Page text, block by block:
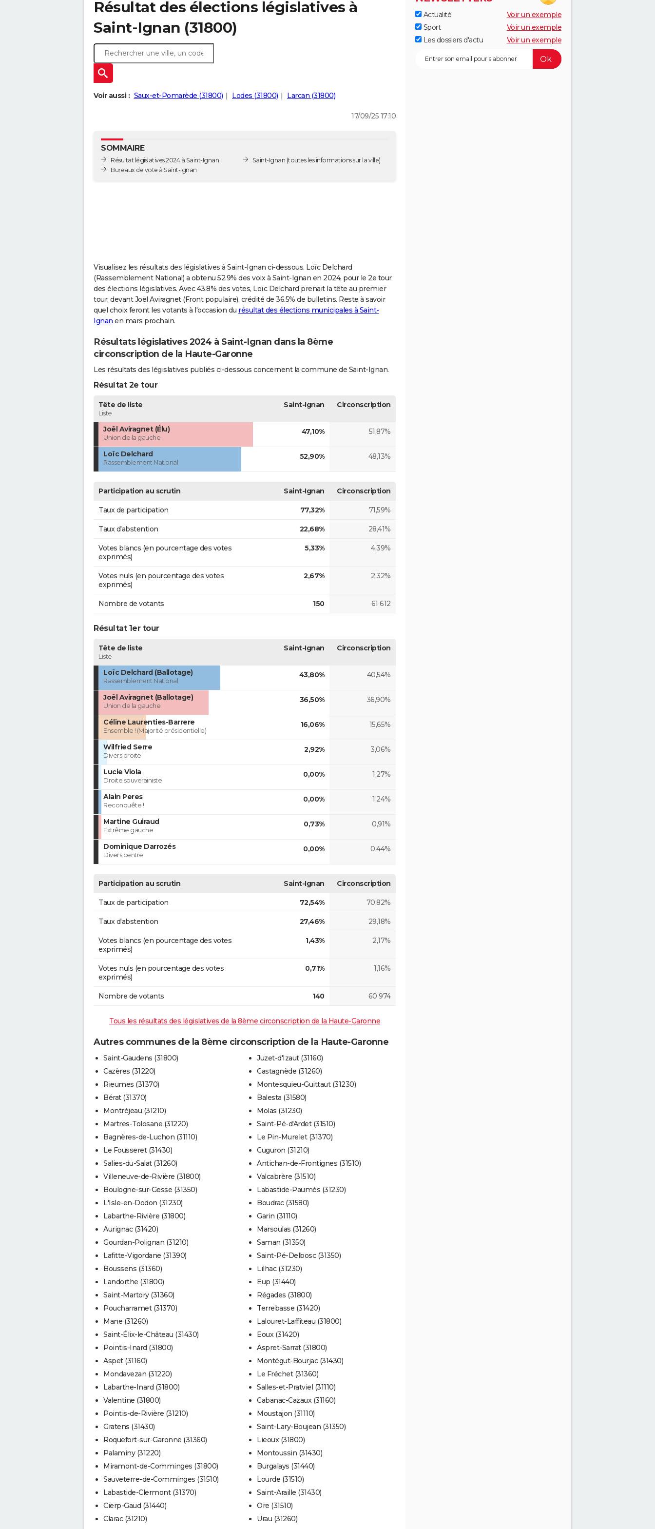
Résultat des élections législatives à
Saint-Ignan (31800)
Voir aussi : Saux-et-Pomarède (31800) Lodes (31800) Larcan (31800)
17/09/25 17:10
SOMMAIRE
Résultat législatives 2024 à Saint-Ignan
Bureaux de vote à Saint-Ignan
Saint-Ignan (toutes les informations sur la ville)
Visualisez les résultats des législatives à Saint-Ignan ci-dessous. Loïc Delchard
(Rassemblement National) a obtenu 52.9% des voix à Saint-Ignan en 2024, pour le 2e tour
des élections législatives. Avec 43.8% des votes, Loïc Delchard prenait la tête au premier
tour, devant Joël Aviragnet (Front populaire), crédité de 36.5% de bulletins. Reste à savoir
quel choix feront les votants à l'occasion du résultat des élections municipales à Saint-
Ignan en mars prochain.
Résultats législatives 2024 à Saint-Ignan dans la 8ème
circonscription de la Haute-Garonne
Les résultats des législatives publiés ci-dessous concernent la commune de Saint-Ignan.
Résultat 2e tour
Tête de liste
Liste
Saint-Ignan Circonscription
Joël Aviragnet (Élu)
Union de la gauche
47,10% 51,87%
Loïc Delchard
Rassemblement National
52,90% 48,13%
Participation au scrutin Saint-Ignan Circonscription
Taux de participation 77,32% 71,59%
Taux d'abstention 22,68% 28,41%
Votes blancs (en pourcentage des votes
exprimés)
5,33% 4,39%
Votes nuls (en pourcentage des votes
exprimés)
2,67% 2,32%
Nombre de votants 150 61 612
Résultat 1er tour
Tête de liste
Liste
Saint-Ignan Circonscription
Loïc Delchard (Ballotage)
Rassemblement National
43,80% 40,54%
Joël Aviragnet (Ballotage)
Union de la gauche
36,50% 36,90%
Céline Laurenties-Barrere
Ensemble ! (Majorité présidentielle)
16,06% 15,65%
Wilfried Serre
Divers droite
2,92% 3,06%
Lucie Viola
Droite souverainiste
0,00% 1,27%
Alain Peres
Reconquête !
0,00% 1,24%
Martine Guiraud
Extrême gauche
0,73% 0,91%
Dominique Darrozés
Divers centre
0,00% 0,44%
Participation au scrutin Saint-Ignan Circonscription
Taux de participation 72,54% 70,82%
Taux d'abstention 27,46% 29,18%
Votes blancs (en pourcentage des votes
exprimés)
1,43% 2,17%
Votes nuls (en pourcentage des votes
exprimés)
0,71% 1,16%
Nombre de votants 140 60 974
Tous les résultats des législatives de la 8ème circonscription de la Haute-Garonne
Autres communes de la 8ème circonscription de la Haute-Garonne
Saint-Gaudens (31800)
Cazères (31220)
Rieumes (31370)
Bérat (31370)
Montréjeau (31210)
Martres-Tolosane (31220)
Bagnères-de-Luchon (31110)
Le Fousseret (31430)
Salies-du-Salat (31260)
Villeneuve-de-Rivière (31800)
Boulogne-sur-Gesse (31350)
L'Isle-en-Dodon (31230)
Labarthe-Rivière (31800)
Aurignac (31420)
Gourdan-Polignan (31210)
Lafitte-Vigordane (31390)
Boussens (31360)
Landorthe (31800)
Saint-Martory (31360)
Poucharramet (31370)
Mane (31260)
Saint-Élix-le-Château (31430)
Pointis-Inard (31800)
Aspet (31160)
Mondavezan (31220)
Labarthe-Inard (31800)
Valentine (31800)
Pointis-de-Rivière (31210)
Gratens (31430)
Roquefort-sur-Garonne (31360)
Palaminy (31220)
Miramont-de-Comminges (31800)
Sauveterre-de-Comminges (31510)
Labastide-Clermont (31370)
Cierp-Gaud (31440)
Clarac (31210)
Juzet-d'Izaut (31160)
Castagnède (31260)
Montesquieu-Guittaut (31230)
Balesta (31580)
Molas (31230)
Saint-Pé-d'Ardet (31510)
Le Pin-Murelet (31370)
Cuguron (31210)
Antichan-de-Frontignes (31510)
Valcabrère (31510)
Labastide-Paumès (31230)
Boudrac (31580)
Garin (31110)
Marsoulas (31260)
Saman (31350)
Saint-Pé-Delbosc (31350)
Lilhac (31230)
Eup (31440)
Régades (31800)
Terrebasse (31420)
Lalouret-Laffiteau (31800)
Eoux (31420)
Aspret-Sarrat (31800)
Montégut-Bourjac (31430)
Le Fréchet (31360)
Salles-et-Pratviel (31110)
Cabanac-Cazaux (31160)
Moustajon (31110)
Saint-Lary-Boujean (31350)
Lieoux (31800)
Montoussin (31430)
Burgalays (31440)
Lourde (31510)
Saint-Araille (31430)
Ore (31510)
Urau (31260)
Actualité
Voir un exemple
Sport
Voir un exemple
Les dossiers d'actu
Voir un exemple